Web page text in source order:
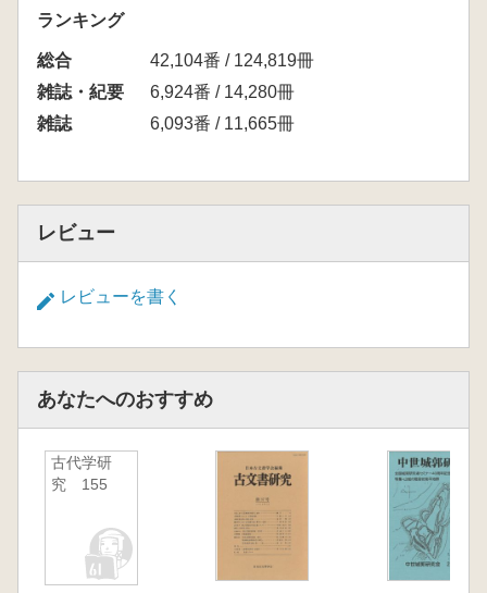
ランキング
総合
42,104番 / 124,819冊
雑誌・紀要
6,924番 / 14,280冊
雑誌
6,093番 / 11,665冊
レビュー
レビューを書く
あなたへのおすすめ
古代学研
究 155